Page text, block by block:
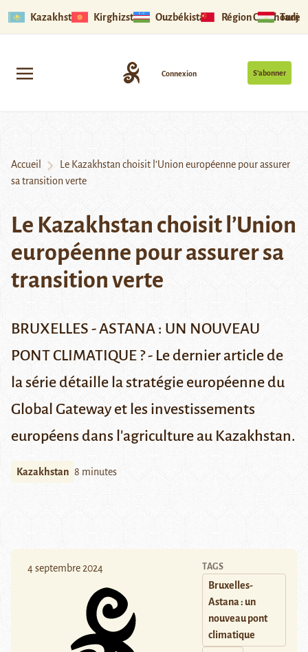
Kazakhstan Kirghizstan Ouzbékistan Région Ouïghoure
S’abonner
Connexion
Accueil
Le Kazakhstan choisit l’Union européenne pour assurer
sa transition verte
Le Kazakhstan choisit l’Union
européenne pour assurer sa
transition verte
BRUXELLES - ASTANA : UN NOUVEAU
PONT CLIMATIQUE ? - Le dernier article de
la série détaille la stratégie européenne du
Global Gateway et les investissements
européens dans l'agriculture au Kazakhstan.
Kazakhstan 8 minutes
4 septembre 2024 TAGS
Bruxelles-
Astana : un
nouveau pont
climatique